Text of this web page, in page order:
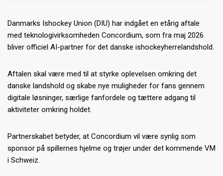
Danmarks Ishockey Union (DIU) har indgået en etårig aftale
med teknologivirksomheden Concordium, som fra maj 2026
bliver officiel AI-partner for det danske ishockeyherrelandshold.
Aftalen skal være med til at styrke oplevelsen omkring det
danske landshold og skabe nye muligheder for fans gennem
digitale løsninger, særlige fanfordele og tættere adgang til
aktiviteter omkring holdet.
Partnerskabet betyder, at Concordium vil være synlig som
sponsor på spillernes hjelme og trøjer under det kommende VM
i Schweiz.